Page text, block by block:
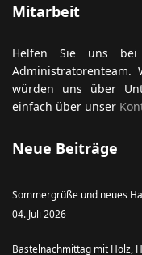
Mitarbeit
Helfen Sie uns
würden uns über
einfach über unser
Neue Beiträge
Sommergrüße und neues
04. Juli 2026
Bastelnachmittag mit Holz,